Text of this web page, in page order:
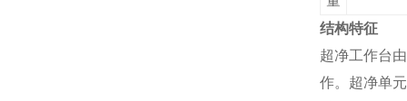
结构特征
超净工作台
作。 超净单